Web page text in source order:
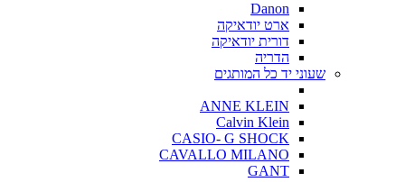
Danon
ארט יודאיקה
דורית יודאיקה
הדריה
שעוני יד כל המותגים
ANNE KLEIN
Calvin Klein
CASIO- G SHOCK
CAVALLO MILANO
GANT